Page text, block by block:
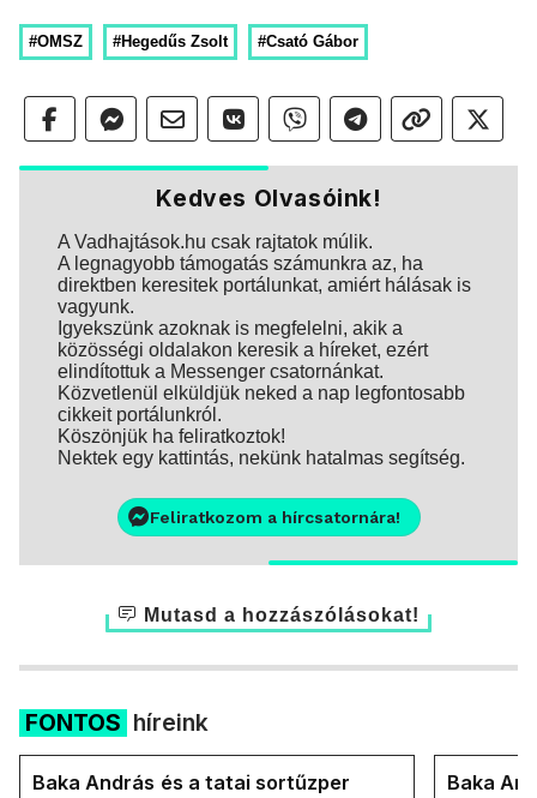
#OMSZ #Hegedűs Zsolt #Csató Gábor
Kedves Olvasóink!
A Vadhajtások.hu csak rajtatok múlik.
A legnagyobb támogatás számunkra az, ha
direktben keresitek portálunkat, amiért hálásak is
vagyunk.
Igyekszünk azoknak is megfelelni, akik a
közösségi oldalakon keresik a híreket, ezért
elindítottuk a Messenger csatornánkat.
Közvetlenül elküldjük neked a nap legfontosabb
cikkeit portálunkról.
Köszönjük ha feliratkoztok!
Nektek egy kattintás, nekünk hatalmas segítség.
Feliratkozom a hírcsatornára!
Mutasd a hozzászólásokat!
FONTOS híreink
Baka András és a tatai sortűzper
Baka